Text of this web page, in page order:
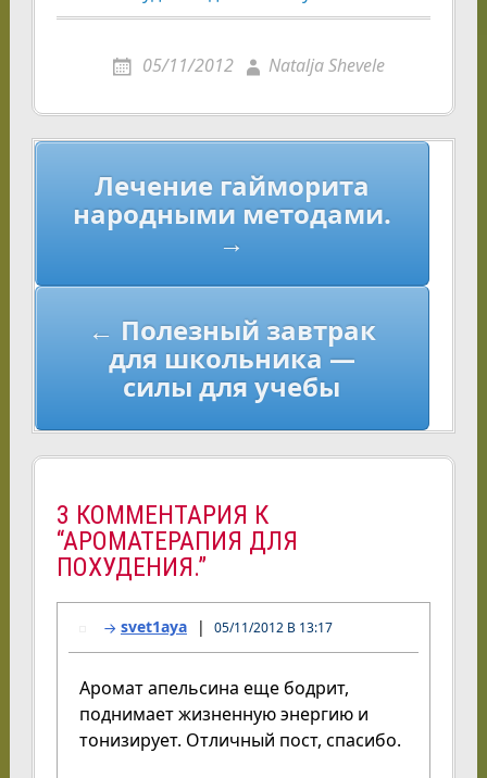
05/11/2012 Natalja Shevele
Навигация
записям
Лечение гайморита
народными методами.
→
← Полезный завтрак
для школьника —
силы для учебы
3 КОММЕНТАРИЯ К
“АРОМАТЕРАПИЯ ДЛЯ
ПОХУДЕНИЯ.”
svet1aya 05/11/2012 В 13:17
Аромат апельсина еще бодрит,
поднимает жизненную энергию и
тонизирует. Отличный пост, спасибо.